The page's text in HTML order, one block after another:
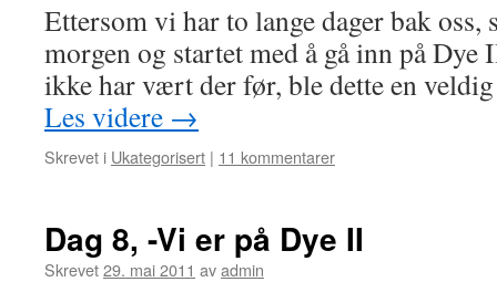
Ettersom vi har to lange dager bak
morgen og startet med å gå inn på Dye
ikke har vært der før, ble dette en
Les videre →
Skrevet i Ukategorisert | 11 kommentarer
Dag 8, -Vi er på Dye II
Skrevet29. mai 2011 avadmin